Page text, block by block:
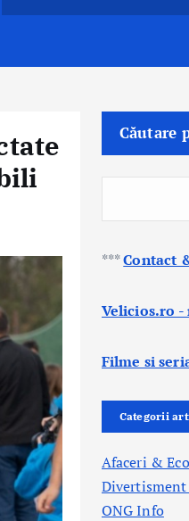
Căutare
***Contact
Velicios.ro -
Filme si
Categorii
Afaceri &
ONG Info